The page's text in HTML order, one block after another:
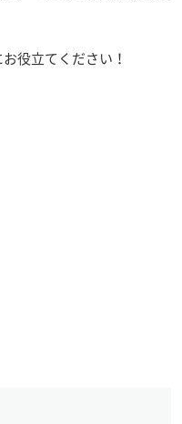
役立てください！